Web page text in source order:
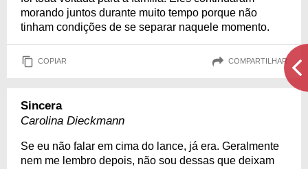
morando juntos durante muito tempo porque não
tinham condições de se separar naquele momento.
COPIAR COMPARTILHAR
Sincera
Carolina Dieckmann
Se eu não falar em cima do lance, já era. Geralmente
nem me lembro depois, não sou dessas que deixam